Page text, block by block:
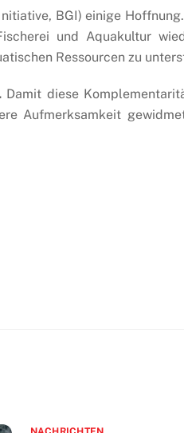
BGI) einige
und Aquakultur
Ressourcen zu
Damit diese
Aufmerksamkeit